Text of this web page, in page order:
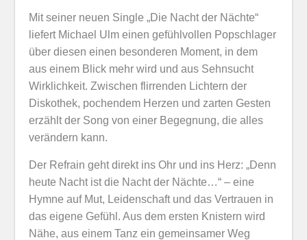
Mit seiner neuen Single „Die Nacht der Nächte“
liefert Michael Ulm einen gefühlvollen Popschlager
über diesen einen besonderen Moment, in dem
aus einem Blick mehr wird und aus Sehnsucht
Wirklichkeit. Zwischen flirrenden Lichtern der
Diskothek, pochendem Herzen und zarten Gesten
erzählt der Song von einer Begegnung, die alles
verändern kann.
Der Refrain geht direkt ins Ohr und ins Herz: „Denn
heute Nacht ist die Nacht der Nächte…“ – eine
Hymne auf Mut, Leidenschaft und das Vertrauen in
das eigene Gefühl. Aus dem ersten Knistern wird
Nähe, aus einem Tanz ein gemeinsamer Weg